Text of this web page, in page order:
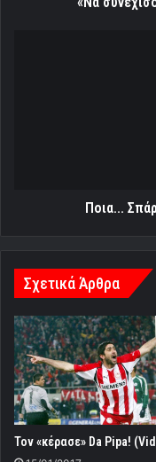
Ποια...
Σχετικά Άρθρα
Τον «κέρασε» Da Pipa!